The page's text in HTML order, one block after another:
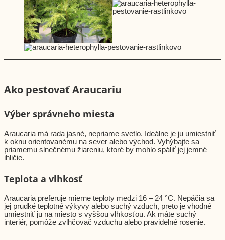
Ako pestovať Araucariu
Výber správneho miesta
Araucaria má rada jasné, nepriame svetlo. Ideálne je ju umiestniť
k oknu orientovanému na sever alebo východ. Vyhýbajte sa
priamemu slnečnému žiareniu, ktoré by mohlo spáliť jej jemné
ihličie.
Teplota a vlhkosť
Araucaria preferuje mierne teploty medzi 16 – 24 °C. Nepáčia sa
jej prudké teplotné výkyvy alebo suchý vzduch, preto je vhodné
umiestniť ju na miesto s vyššou vlhkosťou. Ak máte suchý
interiér, pomôže zvlhčovač vzduchu alebo pravidelné rosenie.